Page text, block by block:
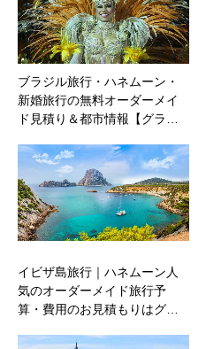
ブラジル旅行・ハネムーン・
新婚旅行の無料オーダーメイ
ド見積り＆都市情報【グラ…
イビザ島旅行｜ハネムーン人
気のオーダーメイド旅行予
算・費用のお見積もりはグ…